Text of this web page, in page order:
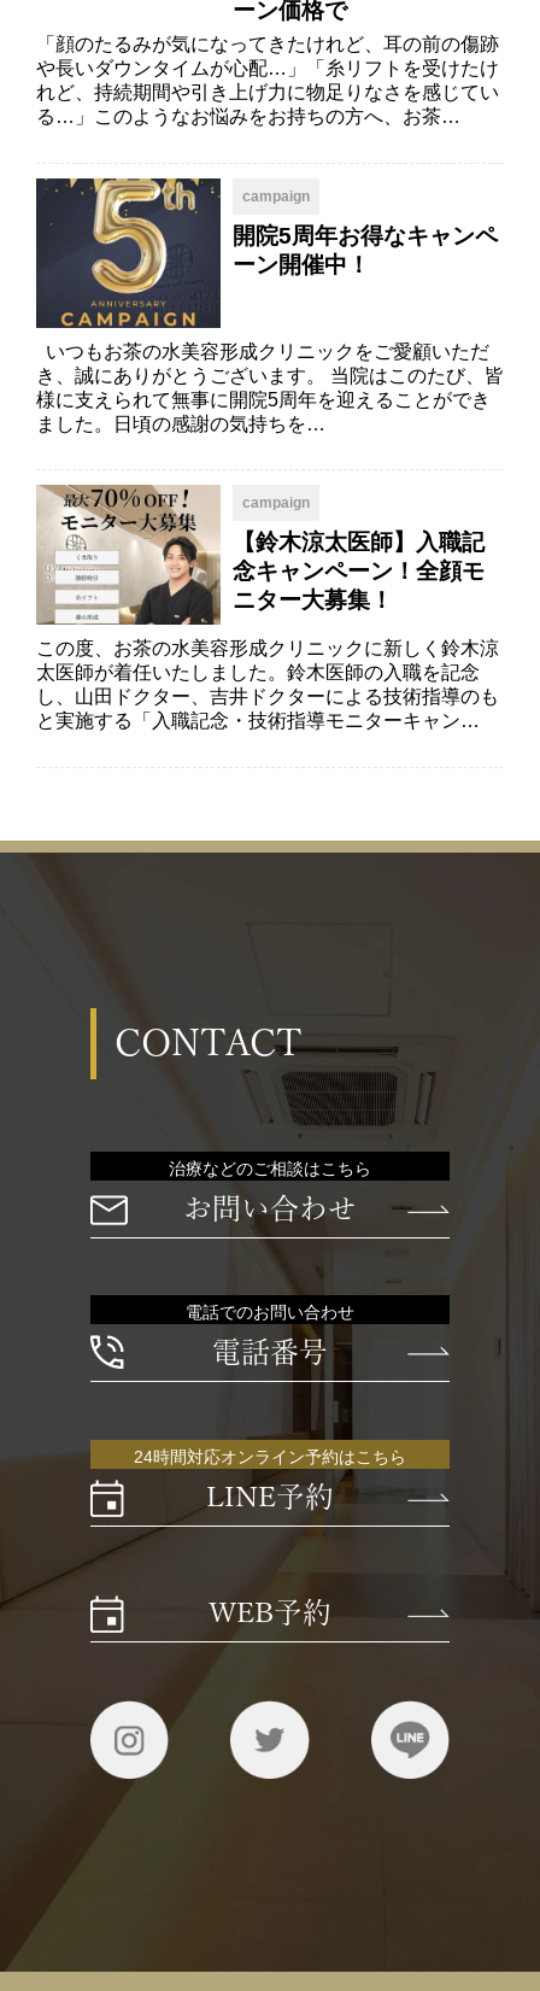
ーン価格で
「顔のたるみが気になってきたけれど、耳の前の傷跡
や長いダウンタイムが心配…」「糸リフトを受けたけ
れど、持続期間や引き上げ力に物足りなさを感じてい
る…」このようなお悩みをお持ちの方へ、お茶…
campaign
開院5周年お得なキャンペ
ーン開催中！
いつもお茶の水美容形成クリニックをご愛顧いただ
き、誠にありがとうございます。 当院はこのたび、皆
様に支えられて無事に開院5周年を迎えることができ
ました。日頃の感謝の気持ちを…
campaign
【鈴木涼太医師】入職記
念キャンペーン！全顔モ
ニター大募集！
この度、お茶の水美容形成クリニックに新しく鈴木涼
太医師が着任いたしました。鈴木医師の入職を記念
し、山田ドクター、吉井ドクターによる技術指導のも
と実施する「入職記念・技術指導モニターキャン…
CONTACT
治療などのご相談はこちら
お問い合わせ
電話でのお問い合わせ
電話番号
24時間対応オンライン予約はこちら
LINE予約
WEB予約